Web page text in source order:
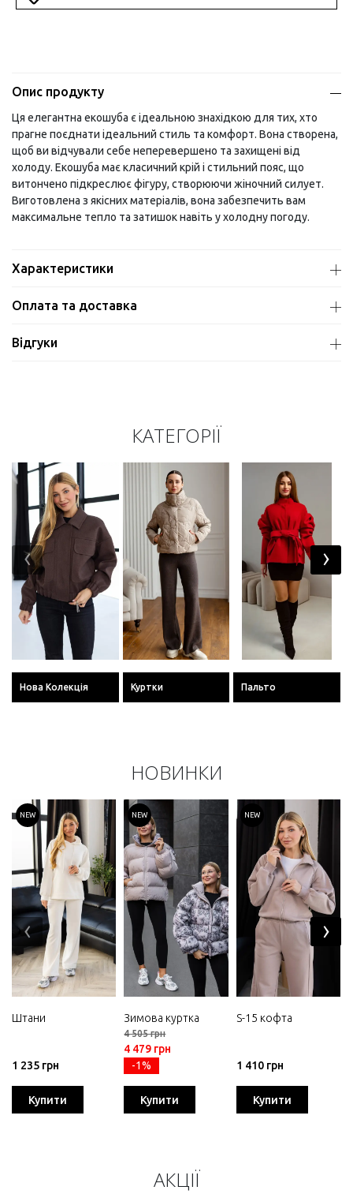
Опис продукту
Ця елегантна екошуба є ідеальною знахідкою для тих, хто
прагне поєднати ідеальний стиль та комфорт. Вона створена,
щоб ви відчували себе неперевершено та захищені від
холоду. Екошуба має класичний крій і стильний пояс, що
витончено підкреслює фігуру, створюючи жіночний силует.
Виготовлена ​​з якісних матеріалів, вона забезпечить вам
максимальне тепло та затишок навіть у холодну погоду.
Характеристики
Оплата та доставка
Відгуки
КАТЕГОРІЇ
Нова Колекція Куртки Пальто
‹ ›
НОВИНКИ
NEW
Штани
1 235 грн
Купити
NEW
Зимова куртка
4 505 грн
4 479 грн
-1%
Купити
NEW
S-15 кофта
1 410 грн
Купити
‹ ›
АКЦІЇ